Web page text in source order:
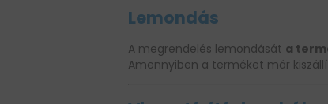
Lemondás
A megrendelés lemondását a
Amennyiben a terméket már